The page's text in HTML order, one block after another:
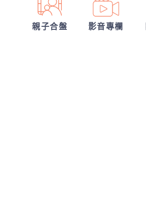
#shorts
親子合盤 影音專欄